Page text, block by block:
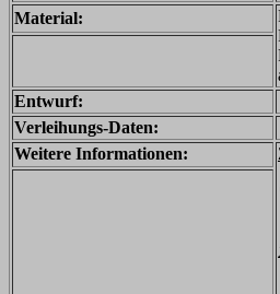
Material:
Entwurf:
Verleihungs-Daten:
Weitere Informationen: